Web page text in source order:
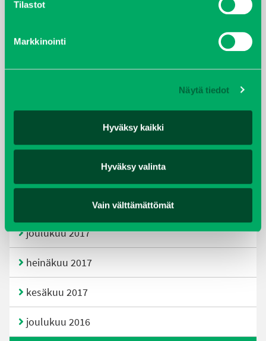
Tilastot
Markkinointi
Näytä tiedot
Hyväksy kaikki
Hyväksy valinta
Vain välttämättömät
huhtikuu 2019
helmikuu 2019
tammikuu 2018
joulukuu 2017
heinäkuu 2017
kesäkuu 2017
joulukuu 2016